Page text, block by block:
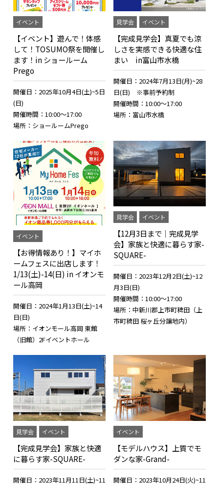
イベント
【イベント】遊んで！体感
して！TOSUMO祭を開催し
ます！in ショールーム
Prego
開催日：2025年10月4日(土)~5日
(日)
開催時間：10:00～17:00
場所：ショールームPrego
見学会 イベント
【完成見学会】真夏でも涼
しさを実感できる快適な住
まい in富山市水橋
開催日：2024年7月13日(月)~28
日(日) ※事前予約制
開催時間：10:00～17:00
場所：富山市水橋
イベント
【お得情報あり！】マイホ
ームフェスに出店します！
1/13(土)-14(日) in イオンモ
ール高岡
開催日：2024年1月13日(土)~14
日(日)
場所：イオンモール高岡 東館
（旧館）2Fイベントホール
見学会 イベント
【12月3日まで｜完成見学
会】家族と快適に暮らす家-
SQUARE-
開催日：2023年12月2日(土)~12
月3日(日)
開催時間：10:00～17:00
場所：中新川郡上市町稗田（上
市町稗田 桜ヶ丘分譲地内）
見学会 イベント
【完成見学会】家族と快適
に暮らす家-SQUARE-
開催日：2023年11月11日(土)~11
イベント
【モデルハウス】上質でモ
ダンな家-Grand-
開催日：2023年10月24日(火)~11